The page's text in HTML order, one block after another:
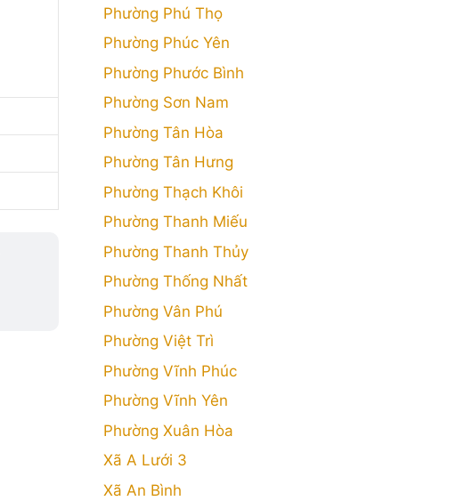
Phường Phú Thọ
Phường Phúc Yên
Phường Phước Bình
Phường Sơn Nam
Phường Tân Hòa
Phường Tân Hưng
Phường Thạch Khôi
Phường Thanh Miếu
Phường Thanh Thủy
Phường Thống Nhất
Phường Vân Phú
Phường Việt Trì
Phường Vĩnh Phúc
Phường Vĩnh Yên
Phường Xuân Hòa
Xã A Lưới 3
Xã An Bình